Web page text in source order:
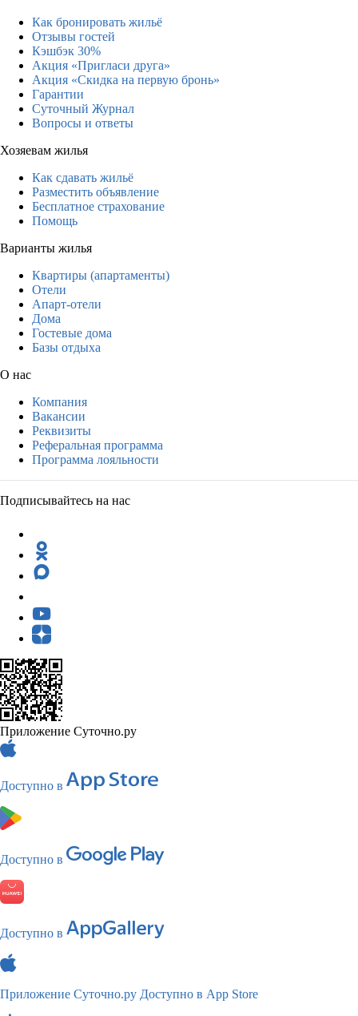
Как бронировать жильё
Отзывы гостей
Кэшбэк 30%
Акция «Пригласи друга»
Акция «Скидка на первую бронь»
Гарантии
Суточный Журнал
Вопросы и ответы
Хозяевам жилья
Как сдавать жильё
Разместить объявление
Бесплатное страхование
Помощь
Варианты жилья
Квартиры (апартаменты)
Отели
Апарт-отели
Дома
Гостевые дома
Базы отдыха
О нас
Компания
Вакансии
Реквизиты
Реферальная программа
Программа лояльности
Подписывайтесь на нас
Приложение Суточно.ру
Доступно в
Доступно в
Доступно в
Приложение Суточно.ру Доступно в App Store